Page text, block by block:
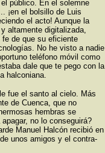
público. En el solemne
¡en el bolsillo de Luis
el acto! Aunque la
altamente digitalizada,
de que su eficiente
No he visto a nadie
teléfono móvil como
dale que te pego con la
halconiana.
fue el santo al cielo. Más
de Cuenca, que no
hembras se
no lo conseguirá?
Manuel Halcón recibió en
unos amigos y el contra-